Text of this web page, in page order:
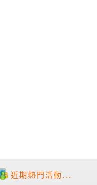
近期熱門活動...